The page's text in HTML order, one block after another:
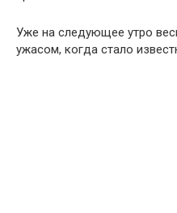
Уже на следующее утро
ужасом, когда стало